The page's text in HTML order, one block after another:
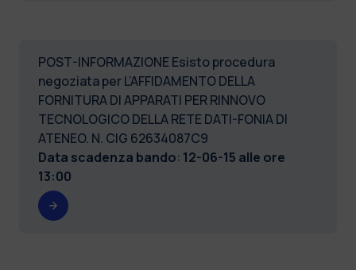
POST-INFORMAZIONE Esisto procedura
negoziata per L’AFFIDAMENTO DELLA
FORNITURA DI APPARATI PER RINNOVO
TECNOLOGICO DELLA RETE DATI-FONIA DI
ATENEO. N. CIG 62634087C9
Data scadenza bando: 12-06-15 alle ore
13:00